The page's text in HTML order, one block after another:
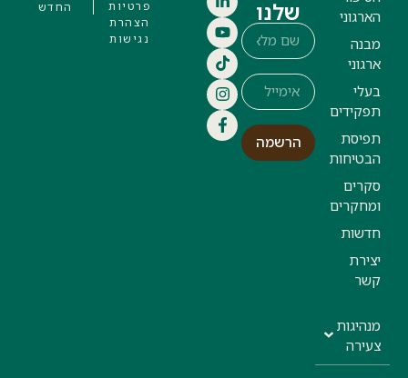
הארגוני
מבנה
ארגוני
בעלי
תפקידים
תפיסת
הבטיחות
סקרים
ומחקרים
חדשות
יצירת
קשר
מנהיגות
צעירה
שלנו
הרשמה
פרטיות
הצהרת
נגישות
החדש